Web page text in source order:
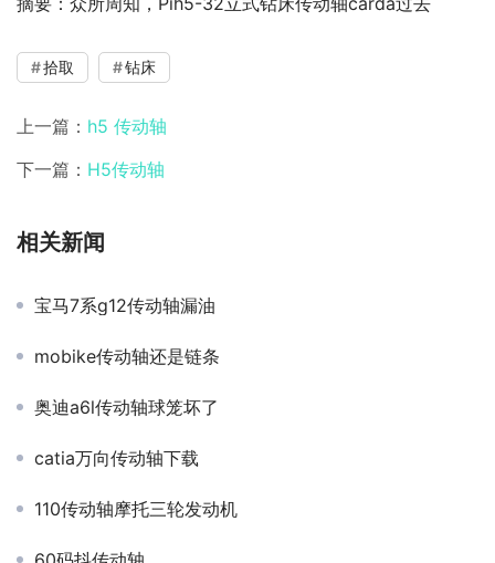
拾取 钻床
上一篇： h5 传动轴
下一篇： H5传动轴
相关新闻
宝马7系g12传动轴漏油
mobike传动轴还是链条
奥迪a6l传动轴球笼坏了
catia万向传动轴下载
110传动轴摩托三轮发动机